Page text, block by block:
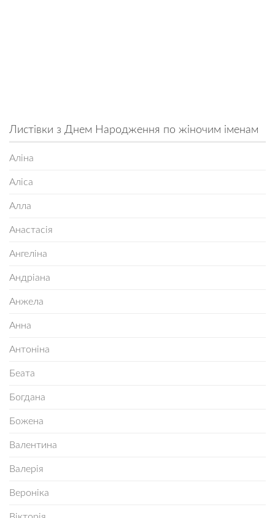
Листівки з Днем Народження по жіночим іменам
Аліна
Аліса
Алла
Анастасія
Ангеліна
Андріана
Анжела
Анна
Антоніна
Беата
Богдана
Божена
Валентина
Валерія
Вероніка